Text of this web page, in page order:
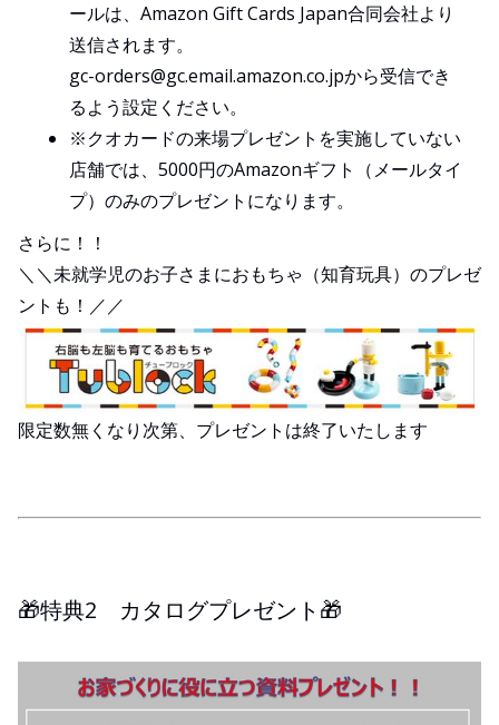
ールは、Amazon Gift Cards Japan合同会社より
送信されます。
gc-orders@gc.email.amazon.co.jpから受信でき
るよう設定ください。
※クオカードの来場プレゼントを実施していない
店舗では、5000円のAmazonギフト（メールタイ
プ）のみのプレゼントになります。
さらに！！
＼＼未就学児のお子さまにおもちゃ（知育玩具）のプレゼ
ントも！／／
限定数無くなり次第、プレゼントは終了いたします
🎁特典2 カタログプレゼント🎁